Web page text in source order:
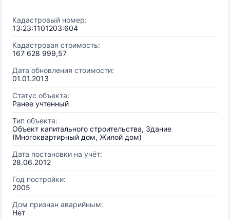
Кадастровый номер:
13:23:1101203:604
Кадастровая стоимость:
167 628 999,57
Дата обновления стоимости:
01.01.2013
Статус объекта:
Ранее учтенный
Тип объекта:
Объект капитального строительства, Здание
(Многоквартирный дом, Жилой дом)
Дата постановки на учёт:
28.06.2012
Год постройки:
2005
Дом признан аварийным:
Нет